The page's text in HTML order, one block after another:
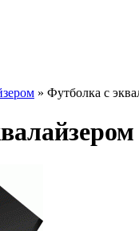
» Футболка с